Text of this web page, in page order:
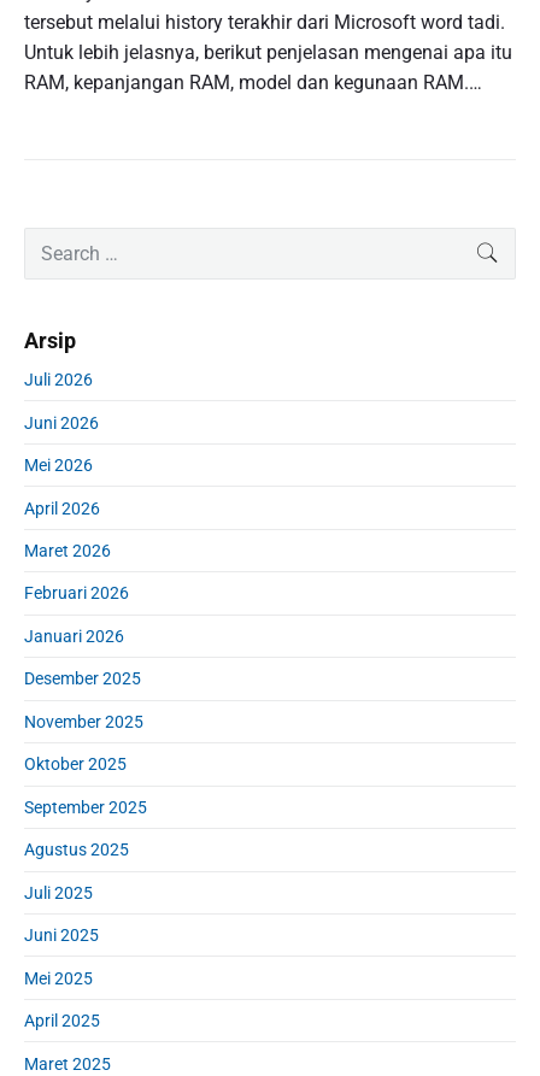
tersebut melalui history terakhir dari Microsoft word tadi.
Untuk lebih jelasnya, berikut penjelasan mengenai apa itu
RAM, kepanjangan RAM, model dan kegunaan RAM.…
a
y
S
d
b
a
c
h
o
Arsip
Juli 2026
Juni 2026
Mei 2026
April 2026
Maret 2026
Februari 2026
Januari 2026
Desember 2025
November 2025
Oktober 2025
September 2025
Agustus 2025
Juli 2025
Juni 2025
Mei 2025
April 2025
Maret 2025